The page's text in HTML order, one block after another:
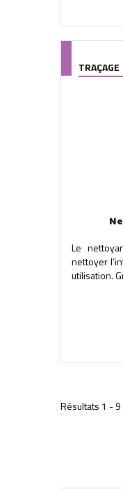
TRAÇAGE
Le
nettoyer
utilisation.
Résultats 1 - 9